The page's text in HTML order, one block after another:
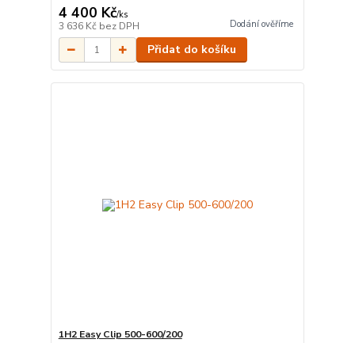
4 400 Kč/ks
3 636 Kč bez DPH Dodání ověříme
Přidat do košíku
1H2 Easy Clip 500-600/200